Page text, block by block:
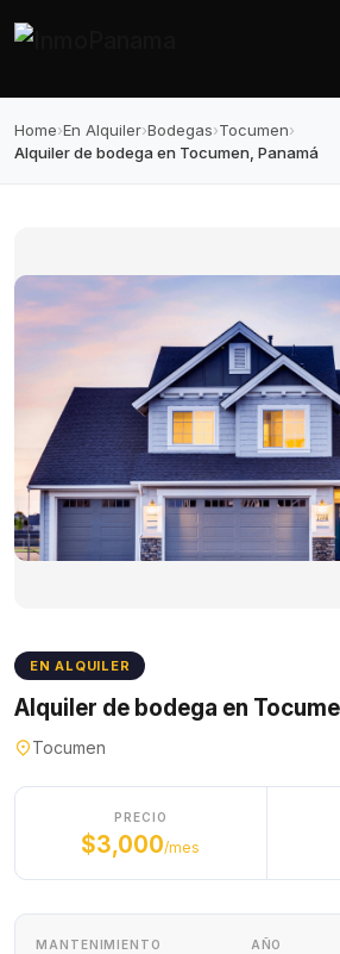
Home›En Alquiler›Bodegas›Tocumen›
Alquiler de bodega en Tocumen, Panamá
EN ALQUILER
Alquiler de bodega en
Tocumen
PRECIO
$3,000/mes
MANTENIMIENTO
AÑO